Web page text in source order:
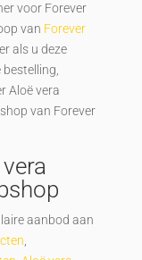
voor Forever
van Forever
als u deze
Aloë vera
van Forever
aanbod aan
,